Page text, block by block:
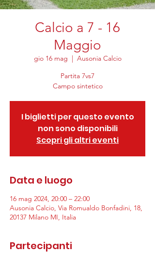
Calcio a 7 - 16
Maggio
gio 16 mag
  |
Ausonia Calcio
Partita 7vs7
Campo sintetico
I biglietti per questo evento
non sono disponibili
Scopri gli altri eventi
Data e luogo
16 mag 2024, 20:00 – 22:00
Ausonia Calcio, Via Romualdo Bonfadini, 18,
20137 Milano MI, Italia
Partecipanti